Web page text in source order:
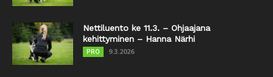
Nettiluento ke 11.3. – Ohjaajana
kehittyminen – Hanna Närhi
PRO 9.3.2026